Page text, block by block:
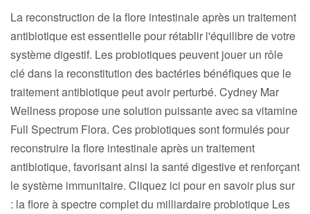
La reconstruction de la flore intestinale après un traitement
antibiotique est essentielle pour rétablir l'équilibre de votre
système digestif. Les probiotiques peuvent jouer un rôle
clé dans la reconstitution des bactéries bénéfiques que le
traitement antibiotique peut avoir perturbé. Cydney Mar
Wellness propose une solution puissante avec sa vitamine
Full Spectrum Flora. Ces probiotiques sont formulés pour
reconstruire la flore intestinale après un traitement
antibiotique, favorisant ainsi la santé digestive et renforçant
le système immunitaire. Cliquez ici pour en savoir plus sur
: la flore à spectre complet du milliardaire probiotique Les